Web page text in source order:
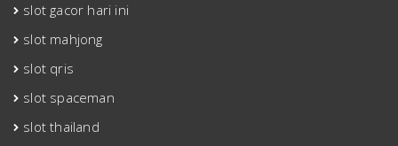
slot gacor hari ini
slot mahjong
slot qris
slot spaceman
slot thailand